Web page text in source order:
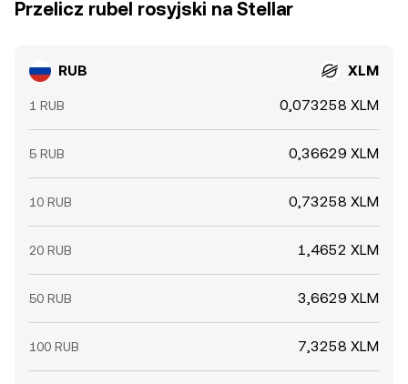
Przelicz rubel rosyjski na Stellar
RUB XLM
1 RUB 0,073258 XLM
5 RUB 0,36629 XLM
10 RUB 0,73258 XLM
20 RUB 1,4652 XLM
50 RUB 3,6629 XLM
100 RUB 7,3258 XLM